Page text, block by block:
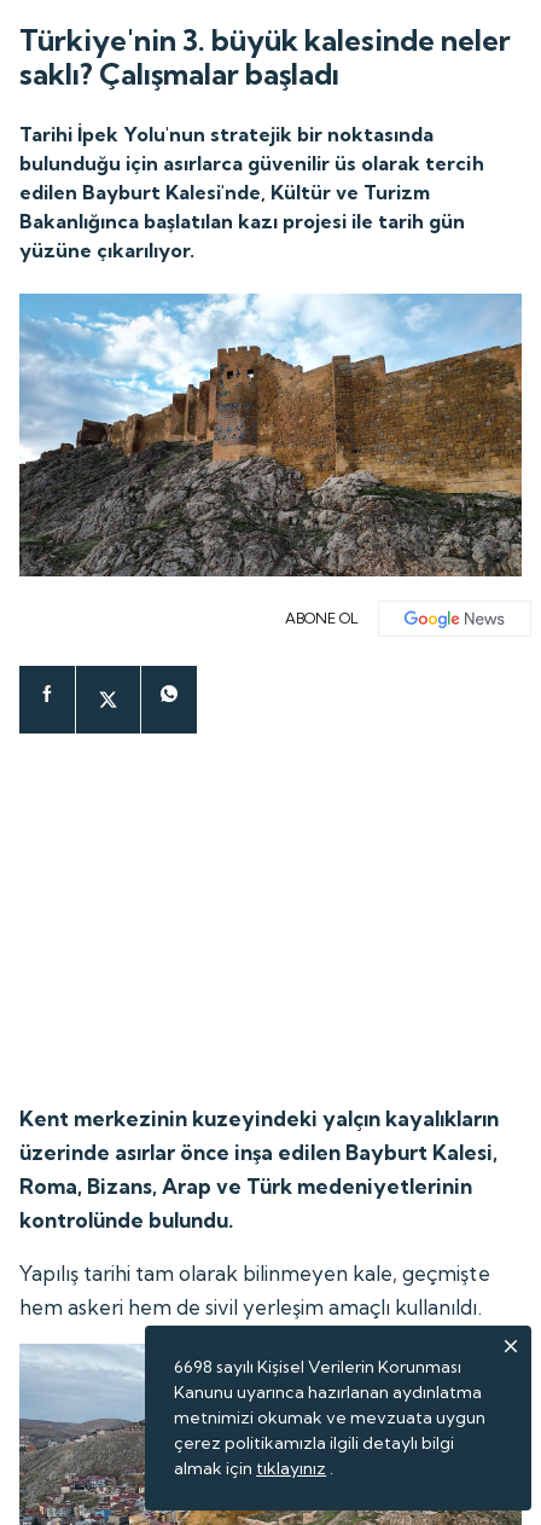
Türkiye'nin 3. büyük kalesinde neler
saklı? Çalışmalar başladı
Tarihi İpek Yolu'nun stratejik bir noktasında
bulunduğu için asırlarca güvenilir üs olarak tercih
edilen Bayburt Kalesi'nde, Kültür ve Turizm
Bakanlığınca başlatılan kazı projesi ile tarih gün
yüzüne çıkarılıyor.
ABONE OL
Kent merkezinin kuzeyindeki yalçın kayalıkların
üzerinde asırlar önce inşa edilen Bayburt Kalesi,
Roma, Bizans, Arap ve Türk medeniyetlerinin
kontrolünde bulundu.
Yapılış tarihi tam olarak bilinmeyen kale, geçmişte
hem askeri hem de sivil yerleşim amaçlı kullanıldı.
6698 sayılı Kişisel Verilerin Korunması
Kanunu uyarınca hazırlanan aydınlatma
metnimizi okumak ve mevzuata uygun
çerez politikamızla ilgili detaylı bilgi
almak için tıklayınız .